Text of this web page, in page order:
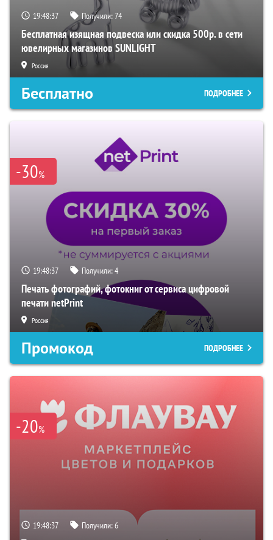
19:48:36 Получили:74
Бесплатная изящная подвеска или скидка 500р. в сети
ювелирных магазинов SUNLIGHT
Россия
Бесплатно ПОДРОБНЕЕ
-30%
19:48:36 Получили:4
Печать фотографий, фотокниг от сервиса цифровой
печати netPrint
Россия
Промокод ПОДРОБНЕЕ
-20%
19:48:36 Получили:6